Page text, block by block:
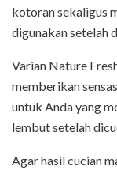
kotoran sekaligus
digunakan setelah
Varian Nature
memberikan
untuk Anda yang
lembut setelah
Agar hasil cucian